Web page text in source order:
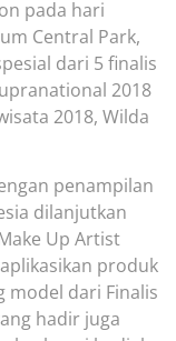
pada hari
Central Park,
dari 5 finalis
2018
2018, Wilda
penampilan
dilanjutkan
Up Artist
produk
model dari Finalis
hadir juga